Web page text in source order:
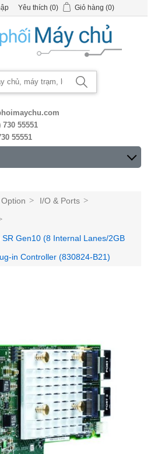
Yêu thích (0) Giỏ hàng (0)
730 55551
55551
> I/O & Ports >
Gen10 (8 Internal Lanes/2GB
in Controller (830824-B21)